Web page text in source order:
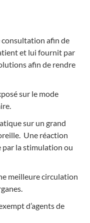
consultation afin de
et lui fournit par
afin de rendre
sur le mode
sur un grand
Une réaction
par la stimulation ou
meilleure circulation
d’agents de